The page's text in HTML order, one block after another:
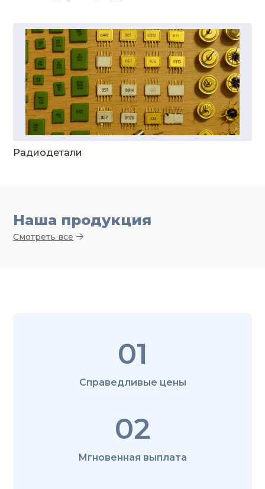
Радиодетали
Наша продукция
Смотреть все
01
Справедливые цены
02
Мгновенная выплата